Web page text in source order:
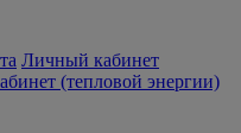
Личный кабинет
(тепловой энергии)